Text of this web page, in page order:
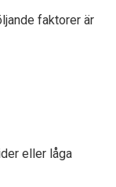
faktorer är
eller låga